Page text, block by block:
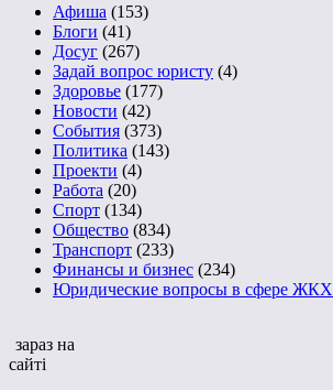
Афиша (153)
Блоги (41)
Досуг (267)
Задай вопрос юристу (4)
Здоровье (177)
Новости (42)
События (373)
Политика (143)
Проекти (4)
Работа (20)
Спорт (134)
Общество (834)
Транспорт (233)
Финансы и бизнес (234)
Юридические вопросы в сфере ЖКХ
зараз на
сайті